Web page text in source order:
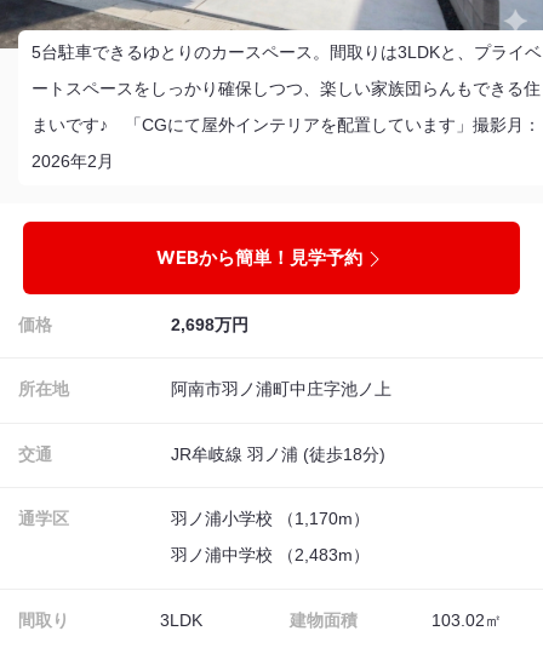
5台駐車できるゆとりのカースペース。間取りは3LDKと、プライベ
ートスペースをしっかり確保しつつ、楽しい家族団らんもできる住
まいです♪ 「CGにて屋外インテリアを配置しています」撮影月：
2026年2月
WEBから簡単！見学予約
価格 2,698万円
所在地 阿南市羽ノ浦町中庄字池ノ上
交通 JR牟岐線 羽ノ浦 (徒歩18分)
通学区
羽ノ浦小学校 （1,170m）
羽ノ浦中学校 （2,483m）
間取り 3LDK 建物面積 103.02㎡